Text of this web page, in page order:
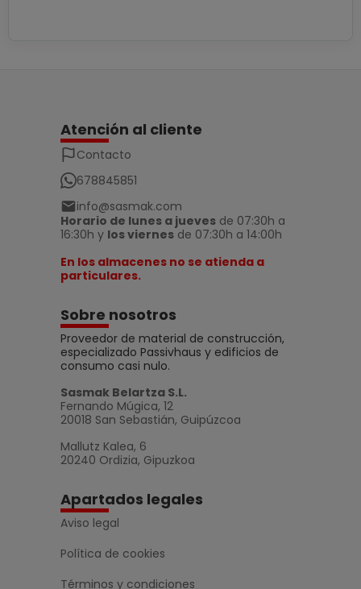
Atención al cliente
Contacto
678845851
info@sasmak.com
Horario de lunes a jueves de 07:30h a
16:30h y los viernes de 07:30h a 14:00h
En los almacenes no se atienda a
particulares.
Sobre nosotros
Proveedor de material de construcción,
especializado Passivhaus y edificios de
consumo casi nulo.
Sasmak Belartza S.L.
Fernando Múgica, 12
20018 San Sebastián, Guipúzcoa
Mallutz Kalea, 6
20240 Ordizia, Gipuzkoa
Apartados legales
Aviso legal
Política de cookies
Términos y condiciones